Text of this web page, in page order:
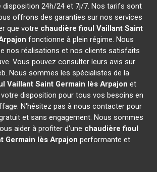
disposition 24h/24 et 7j/7. Nos tarifs sont
offrons des garanties sur nos services
que votre chaudière fioul Vaillant Saint
fonctionne à plein régime. Nous
nos réalisations et nos clients satisfaits
Vous pouvez consulter leurs avis sur
Nous sommes les spécialistes de la
Vaillant Saint Germain lès Arpajon et
disposition pour tous vos besoins en
N'hésitez pas à nous contacter pour
et sans engagement. Nous sommes
aider à profiter d'une chaudière fioul
Germain lès Arpajon performante et